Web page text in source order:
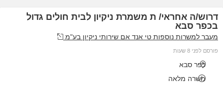
דרוש/ה אחראי/ ת משמרת ניקיון לבית חולים גדול
בכפר סבא
מעבר למשרות נוספות טי אנד אם שירותי ניקיון בע"מ
פורסם לפני 8 שעות
כפר סבא
משרה מלאה